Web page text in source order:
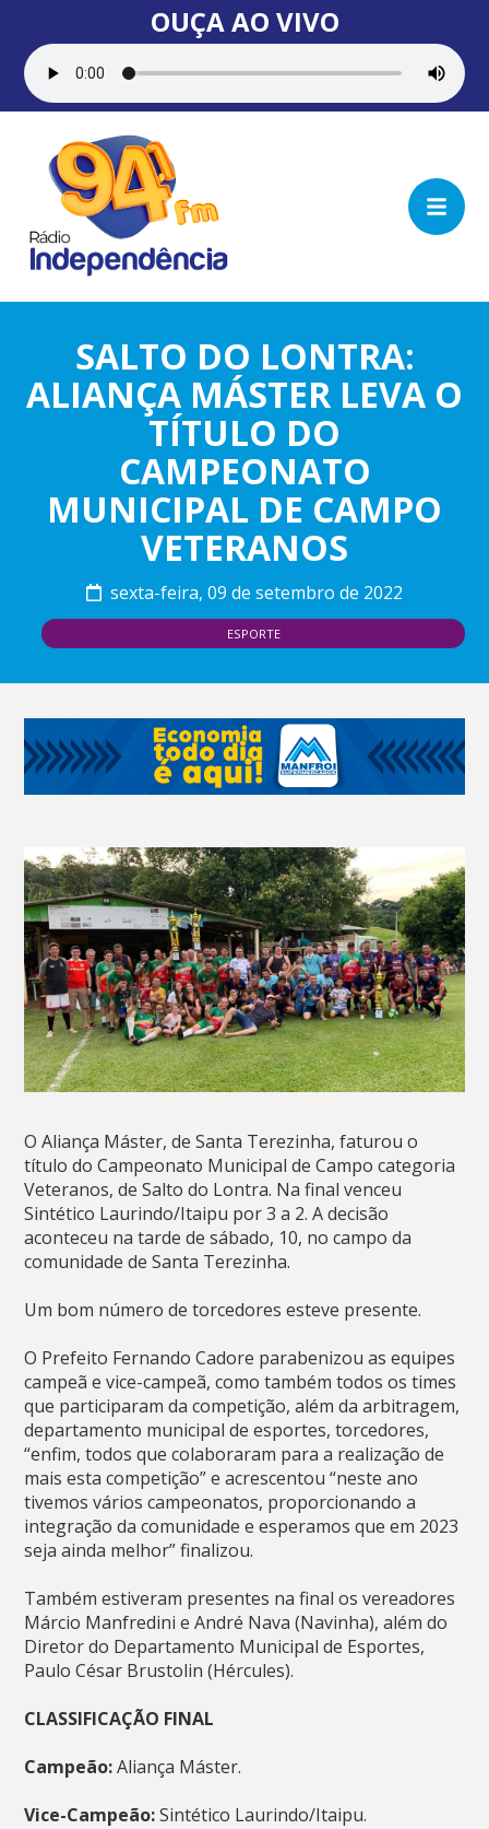
OUÇA AO VIVO
SALTO DO LONTRA:
ALIANÇA MÁSTER LEVA O
TÍTULO DO
CAMPEONATO
MUNICIPAL DE CAMPO
VETERANOS
sexta-feira, 09 de setembro de 2022
ESPORTE
O Aliança Máster, de Santa Terezinha, faturou o
título do Campeonato Municipal de Campo categoria
Veteranos, de Salto do Lontra. Na final venceu
Sintético Laurindo/Itaipu por 3 a 2. A decisão
aconteceu na tarde de sábado, 10, no campo da
comunidade de Santa Terezinha.
Um bom número de torcedores esteve presente.
O Prefeito Fernando Cadore parabenizou as equipes
campeã e vice-campeã, como também todos os times
que participaram da competição, além da arbitragem,
departamento municipal de esportes, torcedores,
“enfim, todos que colaboraram para a realização de
mais esta competição” e acrescentou “neste ano
tivemos vários campeonatos, proporcionando a
integração da comunidade e esperamos que em 2023
seja ainda melhor” finalizou.
Também estiveram presentes na final os vereadores
Márcio Manfredini e André Nava (Navinha), além do
Diretor do Departamento Municipal de Esportes,
Paulo César Brustolin (Hércules).
CLASSIFICAÇÃO FINAL
Campeão:Aliança Máster.
Vice-Campeão:Sintético Laurindo/Itaipu.